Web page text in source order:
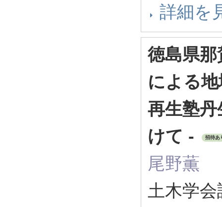
詳細を
徳島県
による
再生塾
けて -
招待あ
尾野薫
土木学